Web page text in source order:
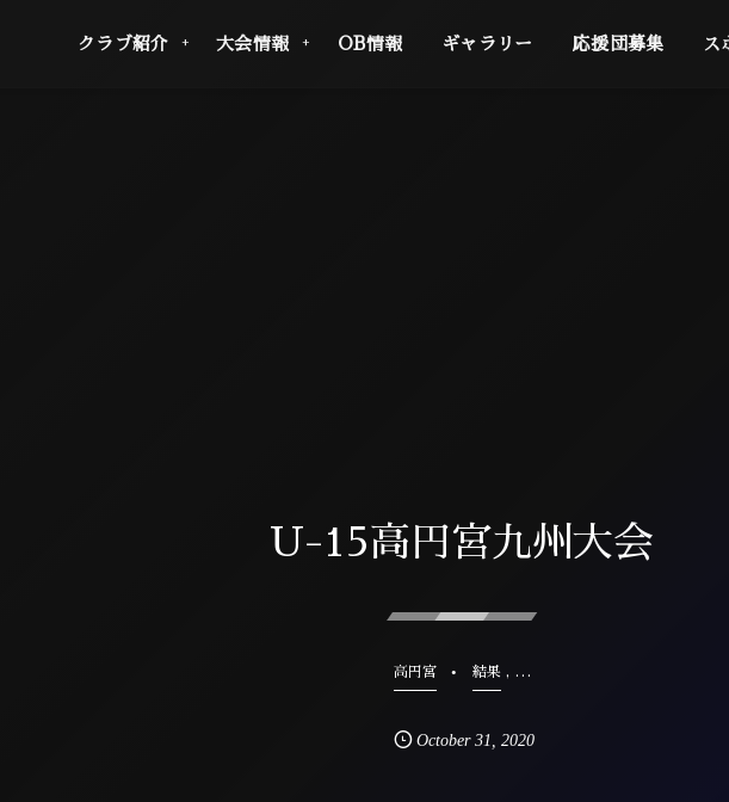
クラブ紹介 大会情報 OB情報 ギャラリー 応援団募集 ス
U-15高円宮九州大会
高円宮 結果, …
October 31 ,2020